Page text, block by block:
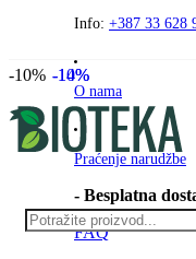
PreskočiteInfo: +387 33 628
O nama
Praćenje narudžbe
- Besplatna
FAQ
-10% -14%
-10%